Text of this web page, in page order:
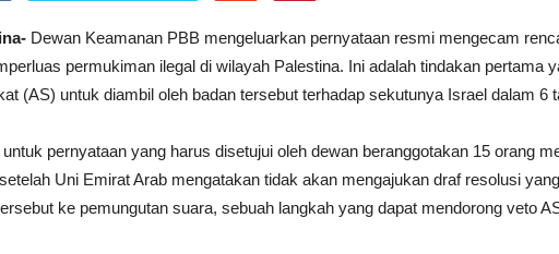
Dewan Keamanan PBB mengeluarkan pernyataan resmi mengecam
permukiman ilegal di wilayah Palestina. Ini adalah tindakan pertama
(AS) untuk diambil oleh badan tersebut terhadap sekutunya Israel dalam 6
pernyataan yang harus disetujui oleh dewan beranggotakan 15 orang
Uni Emirat Arab mengatakan tidak akan mengajukan draf resolusi
ke pemungutan suara, sebuah langkah yang dapat mendorong veto